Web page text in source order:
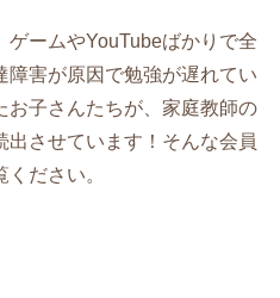
ームやYouTubeばかりで全
障害が原因で勉強が遅れてい
お子さんたちが、家庭教師の
出させています！そんな会員
ださい。